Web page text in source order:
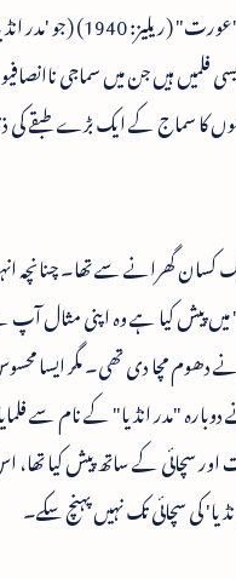
، امر (1954) ایسی فلمیں ہیں جن
کا سماج کے ایک بڑے طبقے کی
گھرانے سے تھا۔ چنانچہ
میں پیش کیا ہے وہ اپنی
مچا دی تھی۔ مگر ایسا
"مدر انڈیا" کے نام سے
اور سچائی کے ساتھ پیش کیا
کی سچائی تک نہیں پہنچ سکے۔